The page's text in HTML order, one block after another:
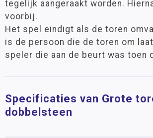
tegelijk aangeraakt worden.
voorbij.
Het spel eindigt als de toren
is de persoon die de toren om
speler die aan de beurt was toen
Specificaties van Grote
dobbelsteen